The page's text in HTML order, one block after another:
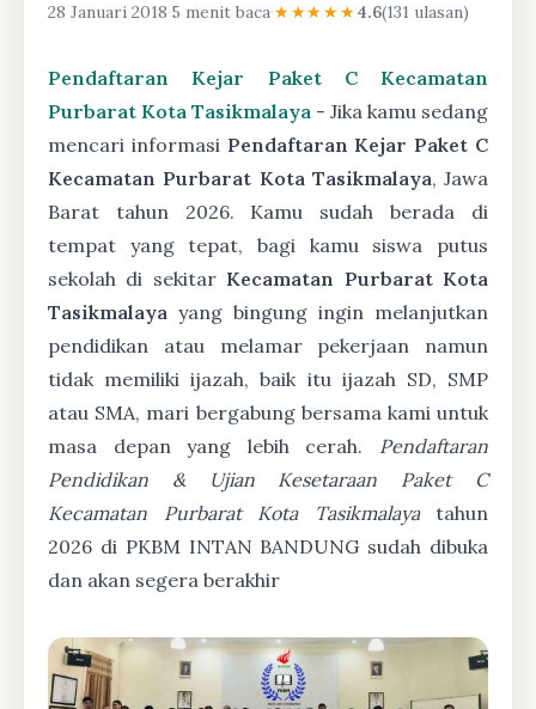
28 Januari 2018·5 menit baca·★★★★★4.6(131 ulasan)
Pendaftaran Kejar Paket C Kecamatan
Purbarat Kota Tasikmalaya - Jika kamu sedang
mencari informasi Pendaftaran Kejar Paket C
Kecamatan Purbarat Kota Tasikmalaya, Jawa
Barat tahun 2026. Kamu sudah berada di
tempat yang tepat, bagi kamu siswa putus
sekolah di sekitar Kecamatan Purbarat Kota
Tasikmalaya yang bingung ingin melanjutkan
pendidikan atau melamar pekerjaan namun
tidak memiliki ijazah, baik itu ijazah SD, SMP
atau SMA, mari bergabung bersama kami untuk
masa depan yang lebih cerah. Pendaftaran
Pendidikan & Ujian Kesetaraan Paket C
Kecamatan Purbarat Kota Tasikmalayatahun
2026 di PKBM INTAN BANDUNG sudah dibuka
dan akan segera berakhir